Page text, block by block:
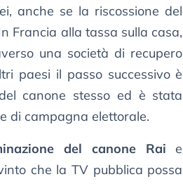
anche se la riscossione del
Francia alla tassa sulla casa,
una società di recupero
paesi il passo successivo è
canone stesso ed è stata
di campagna elettorale.
del canone Rai e
che la TV pubblica possa